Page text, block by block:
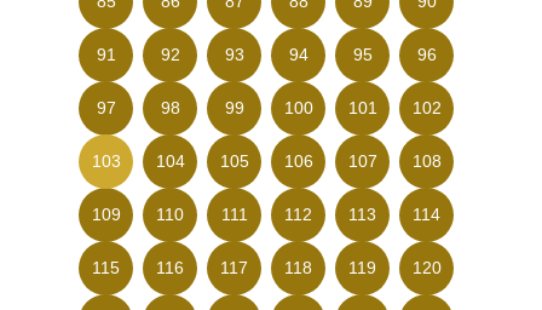
91 92 93 94 95 96
97 98 99 100 101 102
103 104 105 106 107 108
109 110 111 112 113 114
115 116 117 118 119 120